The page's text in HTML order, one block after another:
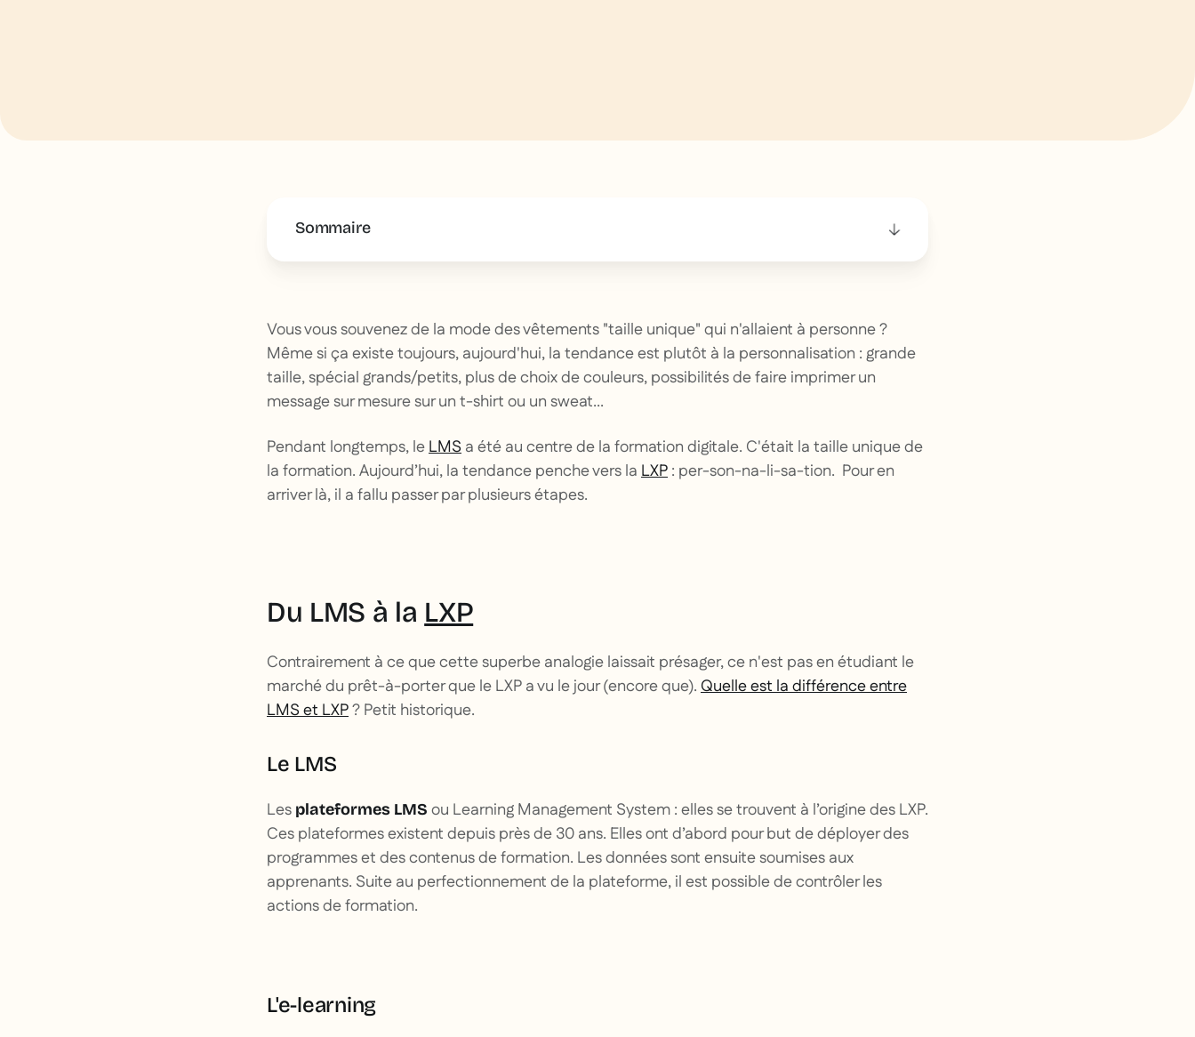
Sommaire
Vous vous souvenez de la mode des vêtements "taille unique" qui n'allaient à personne ?
Même si ça existe toujours, aujourd'hui, la tendance est plutôt à la personnalisation : grande
taille, spécial grands/petits, plus de choix de couleurs, possibilités de faire imprimer un
message sur mesure sur un t-shirt ou un sweat...
Pendant longtemps, leLMSa été au centre de la formation digitale. C'était la taille unique de
la formation. Aujourd’hui, la tendance penche vers laLXP: per-son-na-li-sa-tion. Pour en
arriver là, il a fallu passer par plusieurs étapes.
Du LMS à la LXP
Contrairement à ce que cette superbe analogie laissait présager, ce n'est pas en étudiant le
marché du prêt-à-porter que le LXP a vu le jour (encore que).Quelle est la différence entre
LMS et LXP? Petit historique.
Le LMS
Les plateformes LMS ou Learning Management System : elles se trouvent à l’origine des LXP.
Ces plateformes existent depuis près de 30 ans. Elles ont d’abord pour but de déployer des
programmes et des contenus de formation. Les données sont ensuite soumises aux
apprenants. Suite au perfectionnement de la plateforme, il est possible de contrôler les
actions de formation.
L'e-learning